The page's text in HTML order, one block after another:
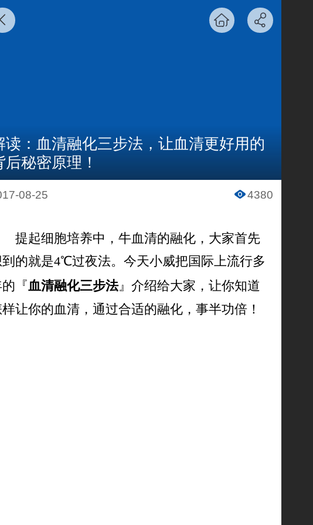
读：血清融化三步法，让血清更好用的
后秘密原理！
08-25 4380
起细胞培养中，牛血清的融化，大家首先
到的就是4℃过夜法。今天小威把国际上流行多
『血清融化三步法』介绍给大家，让你知道
让你的血清，通过合适的融化，事半功倍！